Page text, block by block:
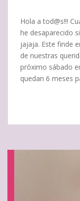
Hola a tod@s!!!
he desaparecido
jajaja. Este finde
de nuestras
próximo sábado
quedan 6 meses